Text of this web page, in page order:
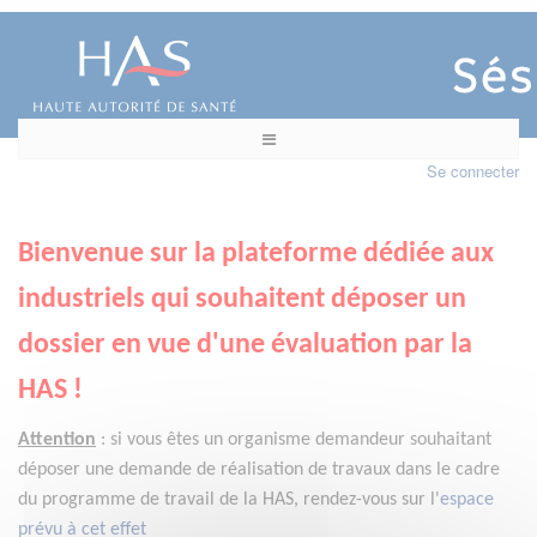
Se connecter
Bienvenue sur la plateforme dédiée aux
industriels qui souhaitent déposer un
dossier en vue d'une évaluation par la
HAS !
Attention : si vous êtes un organisme demandeur souhaitant
déposer une demande de réalisation de travaux dans le cadre
du programme de travail de la HAS, rendez-vous sur l'espace
prévu à cet effet